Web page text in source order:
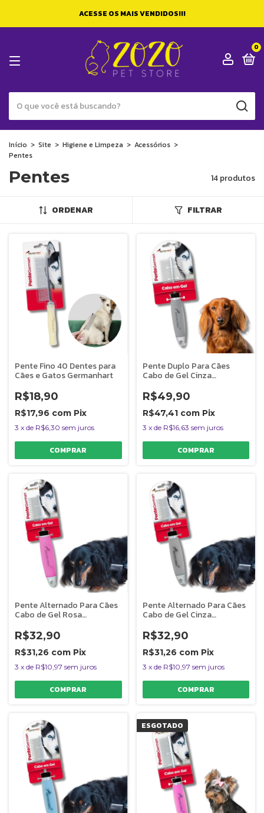
ACESSE OS MAIS VENDIDOS!!!
0
Início > Site > Higiene e Limpeza > Acessórios >
Pentes
Pentes 14 produtos
ORDENAR FILTRAR
Pente Fino 40 Dentes para
Cães e Gatos Germanhart
R$18,90
R$17,96 com Pix
3 x de R$6,30 sem juros
Pente Duplo Para Cães
Cabo de Gel Cinza
R$49,90
R$47,41 com Pix
3 x de R$16,63 sem juros
Pente Alternado Para Cães
Cabo de Gel Rosa
R$32,90
R$31,26 com Pix
3 x de R$10,97 sem juros
Pente Alternado Para Cães
Cabo de Gel Cinza
R$32,90
R$31,26 com Pix
3 x de R$10,97 sem juros
ESGOTADO